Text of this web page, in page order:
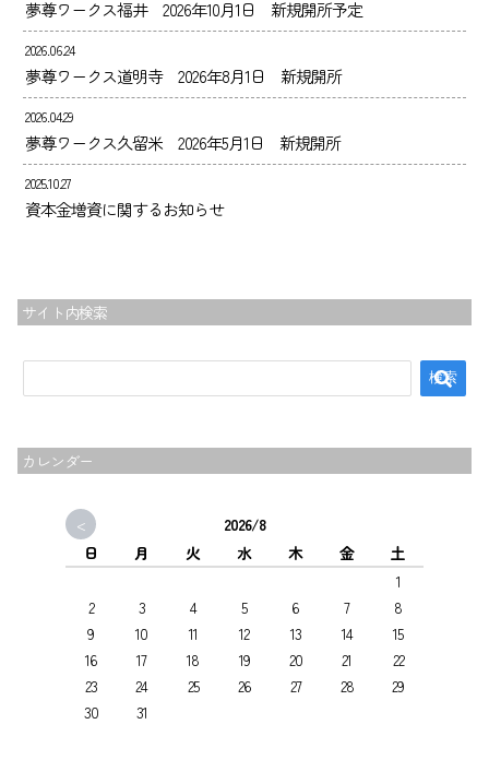
夢尊ワークス福井 2026年10月1日 新規開所予定
2026.06.24
夢尊ワークス道明寺 2026年8月1日 新規開所
2026.04.29
夢尊ワークス久留米 2026年5月1日 新規開所
2025.10.27
資本金増資に関するお知らせ
サイト内検索
カレンダー
<
2026/8
日
月 火 水 木 金
土
1
2
3 4 5 6 7
8
9
10 11 12 13 14
15
16
17 18 19 20 21
22
23
24 25 26 27 28
29
30
31